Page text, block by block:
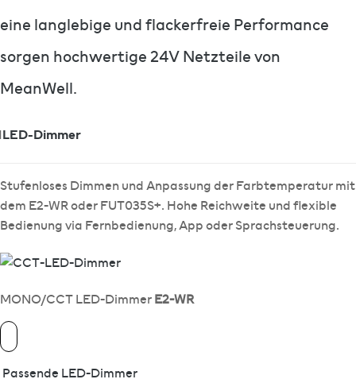
eine langlebige und flackerfreie Performance
sorgen hochwertige 24V Netzteile von
MeanWell.
LED-Dimmer
Stufenloses Dimmen und Anpassung der Farbtemperatur mit
dem E2-WR oder FUT035S+. Hohe Reichweite und flexible
Bedienung via Fernbedienung, App oder Sprachsteuerung.
MONO/CCT LED-DimmerE2-WR
Passende LED-Dimmer